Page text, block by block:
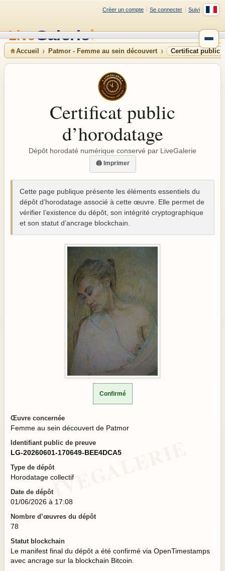
Créer un compte Se connecter Suivi
Accueil Patmor - Femme au sein découvert Certificat public
Certificat public
d’horodatage
Dépôt horodaté numérique conservé par LiveGalerie
🖨 Imprimer
Cette page publique présente les éléments essentiels du
dépôt d’horodatage associé à cette œuvre. Elle permet de
vérifier l’existence du dépôt, son intégrité cryptographique
et son statut d’ancrage blockchain.
Confirmé
Œuvre concernée
Femme au sein découvert de Patmor
Identifiant public de preuve
LG-20260601-170649-BEE4DCA5
Type de dépôt
Horodatage collectif
Date de dépôt
01/06/2026 à 17:08
Nombre d’œuvres du dépôt
78
Statut blockchain
Le manifest final du dépôt a été confirmé via OpenTimestamps
avec ancrage sur la blockchain Bitcoin.